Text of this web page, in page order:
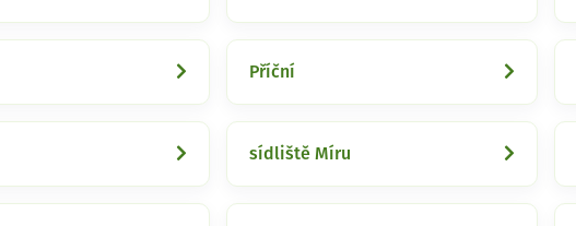
Příční
sídliště Míru